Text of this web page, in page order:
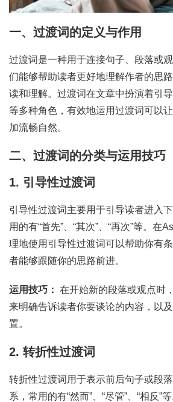
一、过渡词的定义与作用
过渡词是一种用于连接句子、段落或
们能够帮助读者更好地理解作者的思
读和理解。过渡词在文章中扮演着引
等多种角色，有效地运用过渡词可以
加流畅自然。
二、过渡词的分类与运用技巧
1. 引导性过渡词
引导性过渡词主要用于引导读者进入
用的有“首先”、“其次”、“再次”等。在
理地使用引导性过渡词可以帮助你有
者能够跟随你的思路前进。
运用技巧： 在开始新的段落或观点时
来明确告诉读者你要谈论的内容，以
置。
2. 转折性过渡词
转折性过渡词用于表示前后句子或段
系，常用的有“然而”、“尽管”、“相反”